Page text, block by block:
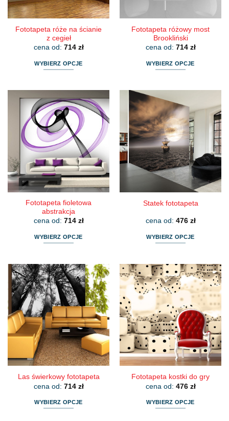
produktu
Fototapeta róże na ścianie
z cegieł
cena od: 714 zł
WYBIERZ OPCJE
ma
wiele
wariantów.
Opcje
można
wybrać
na
stronie
produktu
Fototapeta różowy most
Brookliński
cena od: 714 zł
WYBIERZ OPCJE
wiele
wariantów.
Opcje
można
wybrać
na
stronie
produktu
Fototapeta fioletowa
abstrakcja
cena od: 714 zł
WYBIERZ OPCJE
ma
wiele
wariantów.
Opcje
wybrać
na
stronie
produktu
Statek fototapeta
cena od: 476 zł
WYBIERZ OPCJE
ma
wiele
wariantów.
Opcje
można
wybrać
na
stronie
produktu
Las świerkowy fototapeta
cena od: 714 zł
WYBIERZ OPCJE
Fototapeta kostki do gry
cena od: 476 zł
WYBIERZ OPCJE